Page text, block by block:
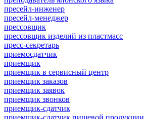
пресейл-инженер
пресейл-менеджер
прессовщик
прессовщик изделий из пластмасс
пресс-секретарь
приемосдатчик
приемщик
приемщик в сервисный центр
приемщик заказов
приемщик заявок
приемщик звонков
приемщик-сдатчик
приемщик-сдатчик пищевой продукции